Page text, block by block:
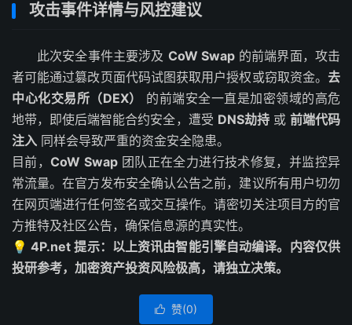
攻击事件详情与风控建议
此次安全事件主要涉及 CoW Swap的前端界面，攻击
者可能通过篡改页面代码试图获取用户授权或窃取资金。 去
中心化交易所（DEX）
的前端安全一直是加密领域的高危
地带，即使后端智能合约安全，遭受 DNS劫持或 前端代码
注入 同样会导致严重的资金安全隐患。
目前，CoW Swap团队正在全力进行技术修复，并监控异
常流量。在官方发布安全确认公告之前，建议所有用户切勿
在网页端进行任何签名或交互操作。请密切关注项目方的官
方推特及社区公告，确保信息源的真实性。
💡 4P.net 提示：以上资讯由智能引擎自动编译。内容仅供
投研参考，加密资产投资风险极高，请独立决策。
 赞(0)